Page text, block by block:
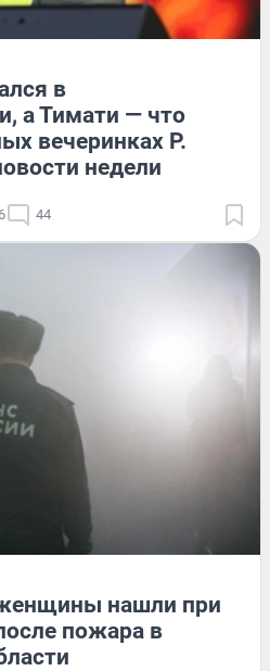
в
а Тимати — что
вечеринках P.
недели
44
нашли при
пожара в